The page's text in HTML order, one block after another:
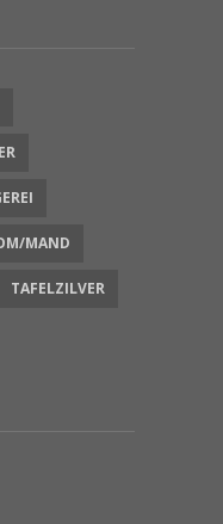
MAND
TAFELZILVER